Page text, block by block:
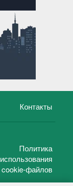
Контакты
Политика
использования
cookie-файлов